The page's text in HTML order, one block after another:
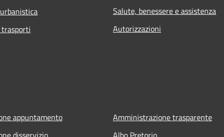
Salute, benessere e assistenza
Autorizzazioni
appuntamento
Amministrazione trasparente